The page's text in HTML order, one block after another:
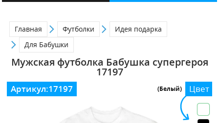
Главная Футболки
Идея подарка
Для Бабушки
Мужская футболка Бабушка супергероя
17197
Цвет
(Белый)
Артикул:17197